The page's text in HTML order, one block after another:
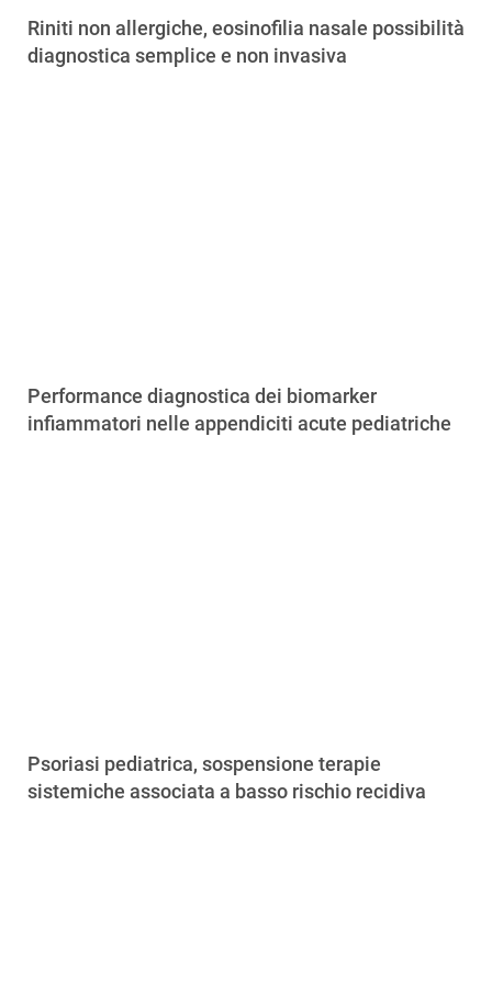
Riniti non allergiche, eosinofilia nasale possibilità
diagnostica semplice e non invasiva
Performance diagnostica dei biomarker
infiammatori nelle appendiciti acute pediatriche
Psoriasi pediatrica, sospensione terapie
sistemiche associata a basso rischio recidiva